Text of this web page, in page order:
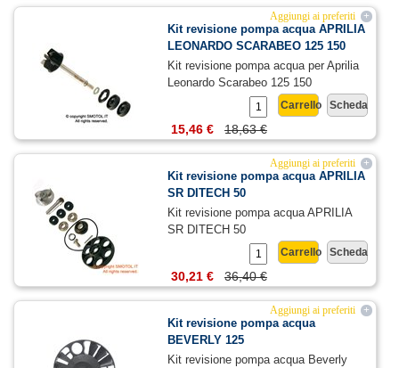
+
Aggiungi ai preferiti
Kit revisione pompa acqua APRILIA
LEONARDO SCARABEO 125 150
Kit revisione pompa acqua per Aprilia
Leonardo Scarabeo 125 150
Scheda
Carrello
18,63 €
15,46 €
+
Aggiungi ai preferiti
Kit revisione pompa acqua APRILIA
SR DITECH 50
Kit revisione pompa acqua APRILIA
SR DITECH 50
Scheda
Carrello
36,40 €
30,21 €
+
Aggiungi ai preferiti
Kit revisione pompa acqua
BEVERLY 125
Kit revisione pompa acqua Beverly